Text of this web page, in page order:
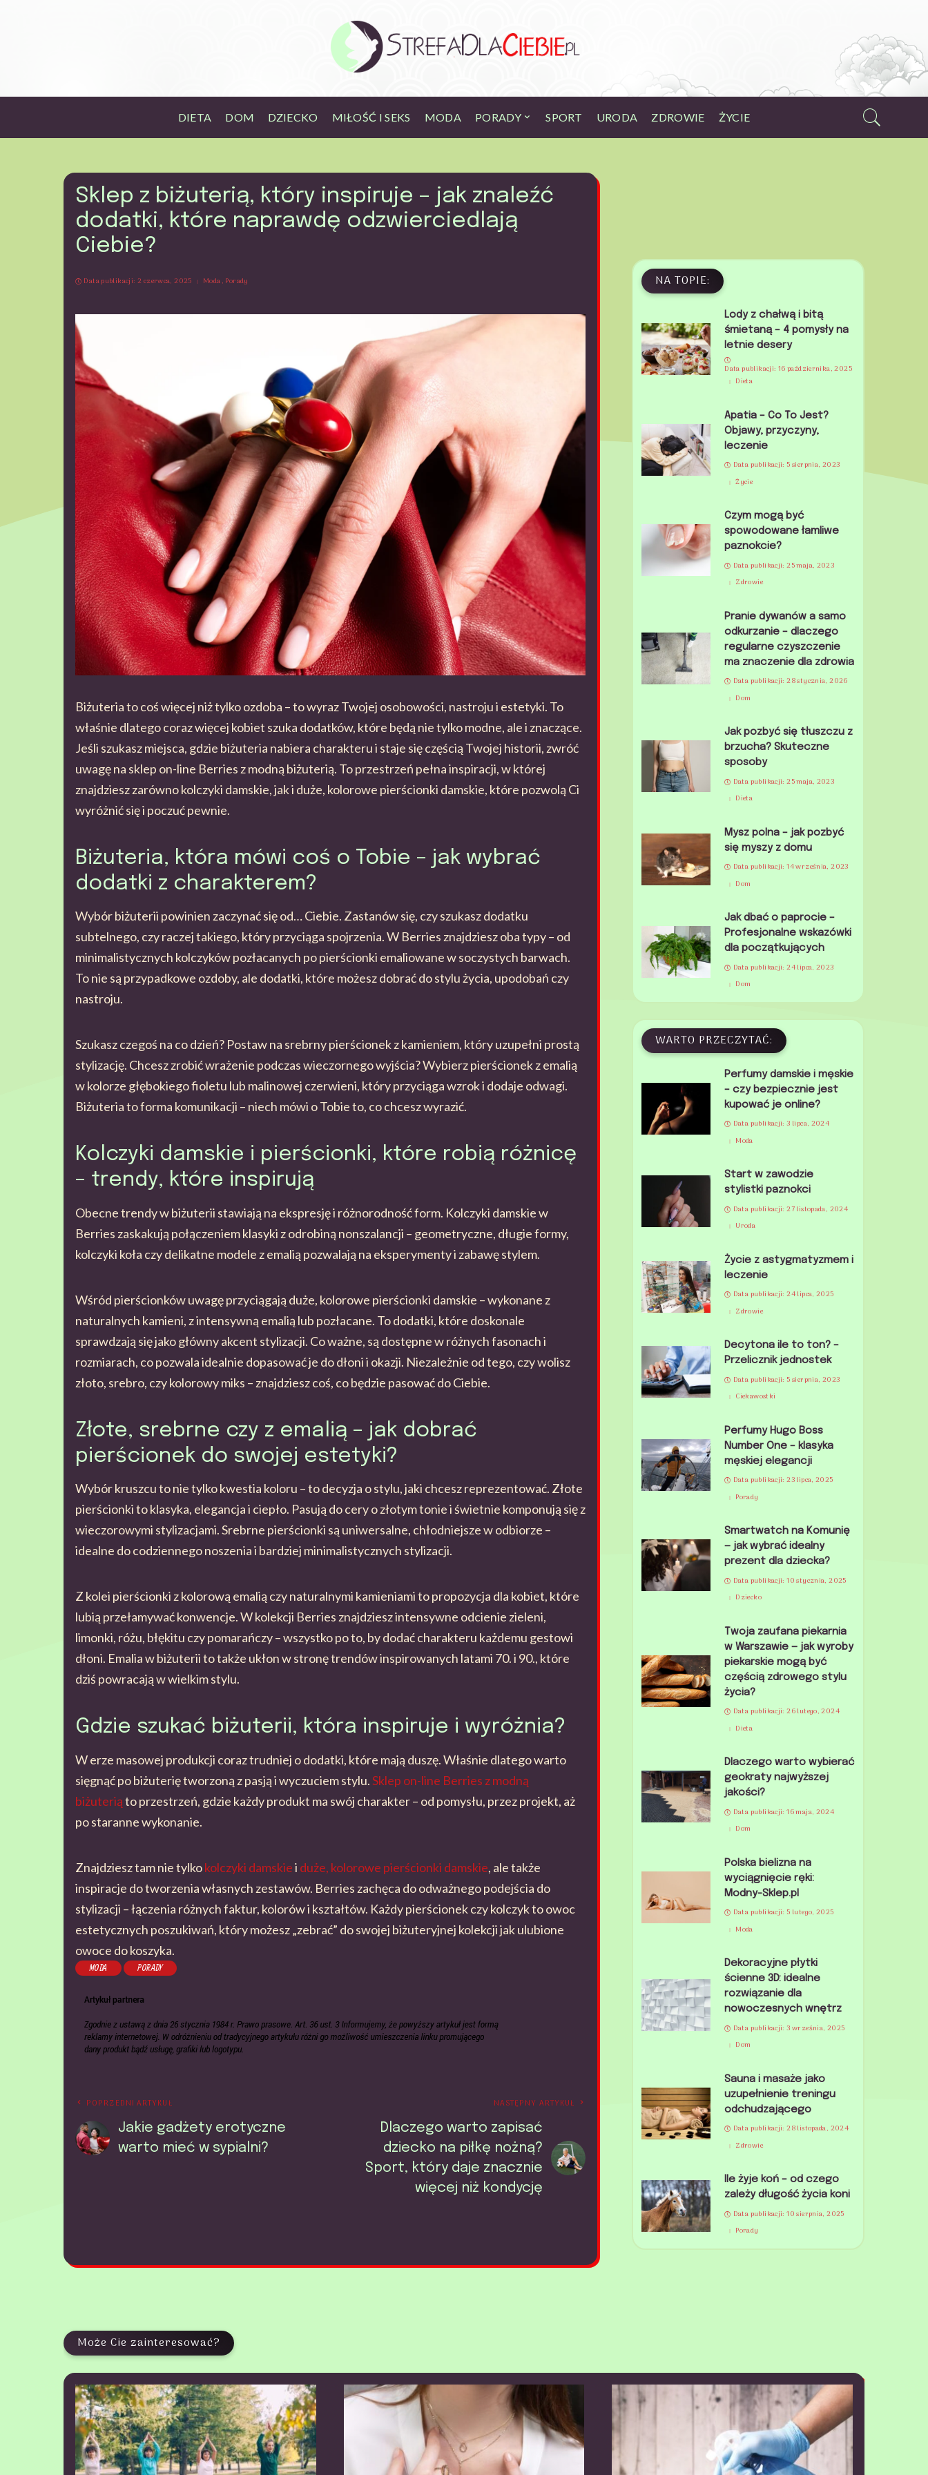
DIETA DOM DZIECKO MIŁOŚĆ I SEKS MODA PORADY SPORT URODA ZDROWIE ŻYCIE
Sklep z biżuterią, który inspiruje – jak znaleźć
dodatki, które naprawdę odzwierciedlają
Ciebie?
Data publikacji: 2 czerwca, 2025 Moda Porady
Biżuteria to coś więcej niż tylko ozdoba – to wyraz Twojej osobowości, nastroju i estetyki. To
właśnie dlatego coraz więcej kobiet szuka dodatków, które będą nie tylko modne, ale i znaczące.
Jeśli szukasz miejsca, gdzie biżuteria nabiera charakteru i staje się częścią Twojej historii, zwróć
uwagę na sklep on-line Berries z modną biżuterią. To przestrzeń pełna inspiracji, w której
znajdziesz zarówno kolczyki damskie, jak i duże, kolorowe pierścionki damskie, które pozwolą Ci
wyróżnić się i poczuć pewnie.
Biżuteria, która mówi coś o Tobie – jak wybrać
dodatki z charakterem?
Wybór biżuterii powinien zaczynać się od… Ciebie. Zastanów się, czy szukasz dodatku
subtelnego, czy raczej takiego, który przyciąga spojrzenia. W Berries znajdziesz oba typy – od
minimalistycznych kolczyków pozłacanych po pierścionki emaliowane w soczystych barwach.
To nie są przypadkowe ozdoby, ale dodatki, które możesz dobrać do stylu życia, upodobań czy
nastroju.
Szukasz czegoś na co dzień? Postaw na srebrny pierścionek z kamieniem, który uzupełni prostą
stylizację. Chcesz zrobić wrażenie podczas wieczornego wyjścia? Wybierz pierścionek z emalią
w kolorze głębokiego fioletu lub malinowej czerwieni, który przyciąga wzrok i dodaje odwagi.
Biżuteria to forma komunikacji – niech mówi o Tobie to, co chcesz wyrazić.
Kolczyki damskie i pierścionki, które robią różnicę
– trendy, które inspirują
Obecne trendy w biżuterii stawiają na ekspresję i różnorodność form. Kolczyki damskie w
Berries zaskakują połączeniem klasyki z odrobiną nonszalancji – geometryczne, długie formy,
kolczyki koła czy delikatne modele z emalią pozwalają na eksperymenty i zabawę stylem.
Wśród pierścionków uwagę przyciągają duże, kolorowe pierścionki damskie – wykonane z
naturalnych kamieni, z intensywną emalią lub pozłacane. To dodatki, które doskonale
sprawdzają się jako główny akcent stylizacji. Co ważne, są dostępne w różnych fasonach i
rozmiarach, co pozwala idealnie dopasować je do dłoni i okazji. Niezależnie od tego, czy wolisz
złoto, srebro, czy kolorowy miks – znajdziesz coś, co będzie pasować do Ciebie.
Złote, srebrne czy z emalią – jak dobrać
pierścionek do swojej estetyki?
Wybór kruszcu to nie tylko kwestia koloru – to decyzja o stylu, jaki chcesz reprezentować. Złote
pierścionki to klasyka, elegancja i ciepło. Pasują do cery o złotym tonie i świetnie komponują się z
wieczorowymi stylizacjami. Srebrne pierścionki są uniwersalne, chłodniejsze w odbiorze –
idealne do codziennego noszenia i bardziej minimalistycznych stylizacji.
Z kolei pierścionki z kolorową emalią czy naturalnymi kamieniami to propozycja dla kobiet, które
lubią przełamywać konwencje. W kolekcji Berries znajdziesz intensywne odcienie zieleni,
limonki, różu, błękitu czy pomarańczy – wszystko po to, by dodać charakteru każdemu gestowi
dłoni. Emalia w biżuterii to także ukłon w stronę trendów inspirowanych latami 70. i 90., które
dziś powracają w wielkim stylu.
Gdzie szukać biżuterii, która inspiruje i wyróżnia?
W erze masowej produkcji coraz trudniej o dodatki, które mają duszę. Właśnie dlatego warto
sięgnąć po biżuterię tworzoną z pasją i wyczuciem stylu.Sklep on-line Berries z modną
biżuteriąto przestrzeń, gdzie każdy produkt ma swój charakter – od pomysłu, przez projekt, aż
po staranne wykonanie.
Znajdziesz tam nie tylkokolczyki damskiei duże, kolorowe pierścionki damskie, ale także
inspiracje do tworzenia własnych zestawów. Berries zachęca do odważnego podejścia do
stylizacji – łączenia różnych faktur, kolorów i kształtów. Każdy pierścionek czy kolczyk to owoc
estetycznych poszukiwań, który możesz „zebrać” do swojej biżuteryjnej kolekcji jak ulubione
owoce do koszyka.
MODA PORADY
POPRZEDNI ARTYKUŁ
Jakie gadżety erotyczne
warto mieć w sypialni?
NASTĘPNY ARTYKUŁ
Dlaczego warto zapisać
dziecko na piłkę nożną?
Sport, który daje znacznie
więcej niż kondycję
NA TOPIE:
Lody z chałwą i bitą
śmietaną – 4 pomysły na
letnie desery
Data publikacji: 16 października, 2025
Dieta
Apatia – Co To Jest?
Objawy, przyczyny,
leczenie
Data publikacji: 5 sierpnia, 2023
Życie
Czym mogą być
spowodowane łamliwe
paznokcie?
Data publikacji: 25 maja, 2023
Zdrowie
Pranie dywanów a samo
odkurzanie – dlaczego
regularne czyszczenie
ma znaczenie dla zdrowia
Data publikacji: 28 stycznia, 2026
Dom
Jak pozbyć się tłuszczu z
brzucha? Skuteczne
sposoby
Data publikacji: 25 maja, 2023
Dieta
Mysz polna – jak pozbyć
się myszy z domu
Data publikacji: 14 września, 2023
Dom
Jak dbać o paprocie –
Profesjonalne wskazówki
dla początkujących
Data publikacji: 24 lipca, 2023
Dom
WARTO PRZECZYTAĆ:
Perfumy damskie i męskie
– czy bezpiecznie jest
kupować je online?
Data publikacji: 3 lipca, 2024
Moda
Start w zawodzie
stylistki paznokci
Data publikacji: 27 listopada, 2024
Uroda
Życie z astygmatyzmem i
leczenie
Data publikacji: 24 lipca, 2025
Zdrowie
Decytona ile to ton? –
Przelicznik jednostek
Data publikacji: 5 sierpnia, 2023
Ciekawostki
Perfumy Hugo Boss
Number One – klasyka
męskiej elegancji
Data publikacji: 23 lipca, 2025
Porady
Smartwatch na Komunię
— jak wybrać idealny
prezent dla dziecka?
Data publikacji: 10 stycznia, 2025
Dziecko
Twoja zaufana piekarnia
w Warszawie — jak wyroby
piekarskie mogą być
częścią zdrowego stylu
życia?
Data publikacji: 26 lutego, 2024
Dieta
Dlaczego warto wybierać
geokraty najwyższej
jakości?
Data publikacji: 16 maja, 2024
Dom
Polska bielizna na
wyciągnięcie ręki:
Modny-Sklep.pl
Data publikacji: 5 lutego, 2025
Moda
Dekoracyjne płytki
ścienne 3D: idealne
rozwiązanie dla
nowoczesnych wnętrz
Data publikacji: 3 września, 2025
Dom
Sauna i masaże jako
uzupełnienie treningu
odchudzającego
Data publikacji: 28 listopada, 2024
Zdrowie
Ile żyje koń – od czego
zależy długość życia koni
Data publikacji: 10 sierpnia, 2025
Porady
Może Cie zainteresować?